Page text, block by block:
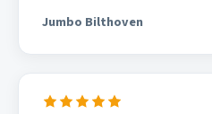
Jumbo Bilthoven